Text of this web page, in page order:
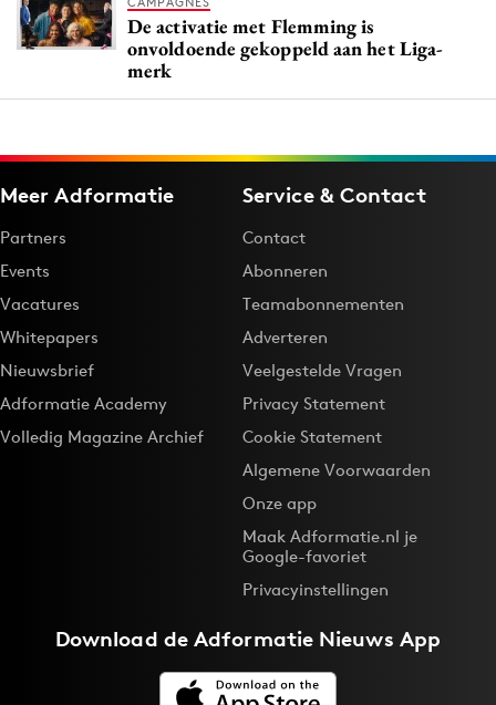
De activatie met Flemming is
onvoldoende gekoppeld aan het Liga-
merk
Meer Adformatie
Partners
Events
Vacatures
Whitepapers
Nieuwsbrief
Adformatie Academy
Volledig Magazine Archief
Service & Contact
Contact
Abonneren
Teamabonnementen
Adverteren
Veelgestelde Vragen
Privacy Statement
Cookie Statement
Algemene Voorwaarden
Onze app
Maak Adformatie.nl je
Google-favoriet
Privacyinstellingen
Download deAdformatie Nieuws App